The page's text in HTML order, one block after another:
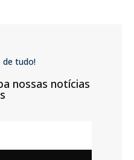
de tudo!
nossas notícias